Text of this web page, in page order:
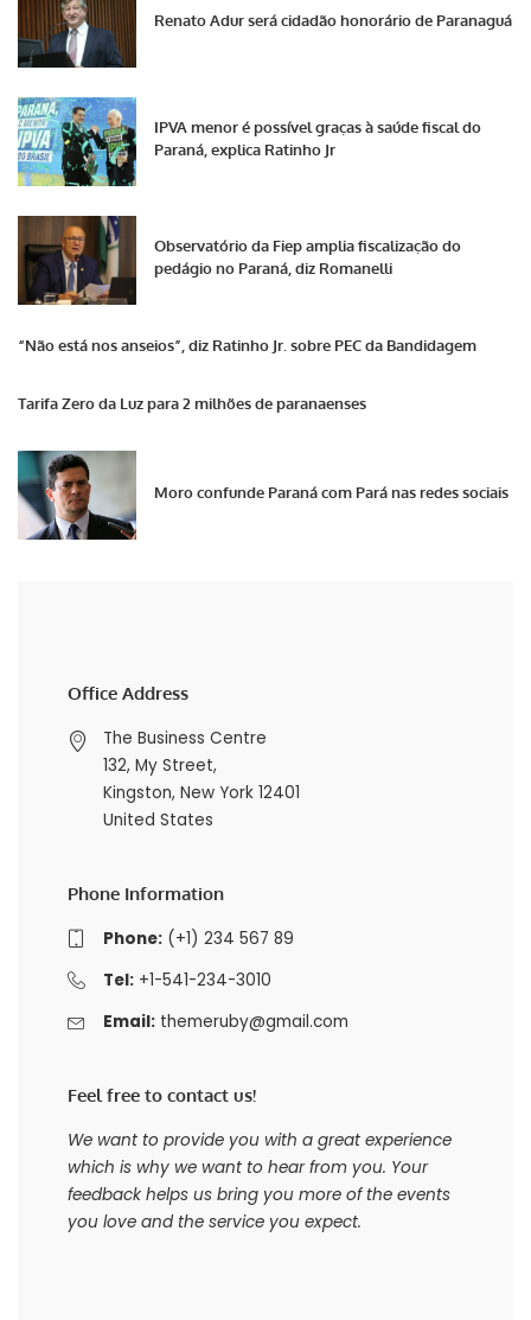
Renato Adur será cidadão honorário de Paranaguá
IPVA menor é possível graças à saúde fiscal do
Paraná, explica Ratinho Jr
Observatório da Fiep amplia fiscalização do
pedágio no Paraná, diz Romanelli
“Não está nos anseios”, diz Ratinho Jr. sobre PEC da Bandidagem
Tarifa Zero da Luz para 2 milhões de paranaenses
Moro confunde Paraná com Pará nas redes sociais
Office Address
The Business Centre
132, My Street,
Kingston, New York 12401
United States
Phone Information
Phone:(+1) 234 567 89
Tel:+1-541-234-3010
Email: themeruby@gmail.com
Feel free to contact us!
We want to provide you with a great experience
which is why we want to hear from you. Your
feedback helps us bring you more of the events
you love and the service you expect.